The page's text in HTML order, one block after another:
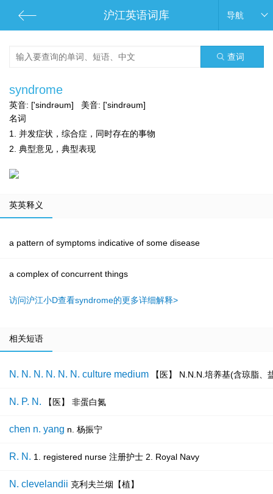
沪江英语词库 导航
查词
syndrome
英音: ['sindrəum] 美音: ['sindrəum]
名词
1. 并发症状，综合症，同时存在的事物
2. 典型意见，典型表现
英英释义
a pattern of symptoms indicative of some disease
a complex of concurrent things
访问沪江小D查看syndrome的更多详细解释>
相关短语
N. N. N. N. N. N. culture medium 【医】 N.N.N.培养基(含琼脂
N. P. N. 【医】 非蛋白氮
chen n. yang n. 杨振宁
R. N. 1. registered nurse 注册护士 2. Royal Navy
N. clevelandii 克利夫兰烟【植】